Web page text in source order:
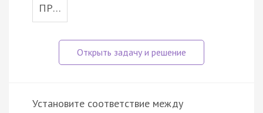
ПР…
Установите соответствие между